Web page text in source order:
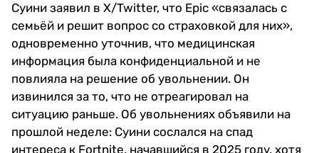
Суини заявил в X/Twitter, что Epic «связалась с
семьёй и решит вопрос со страховкой для них»,
одновременно уточнив, что медицинская
информация была конфиденциальной и не
повлияла на решение об увольнении. Он
извинился за то, что не отреагировал на
ситуацию раньше. Об увольнениях объявили на
прошлой неделе: Суини сослался на спад
интереса к Fortnite, начавшийся в 2025 году, хотя